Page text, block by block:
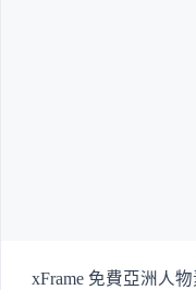
xFrame 免費亞洲人